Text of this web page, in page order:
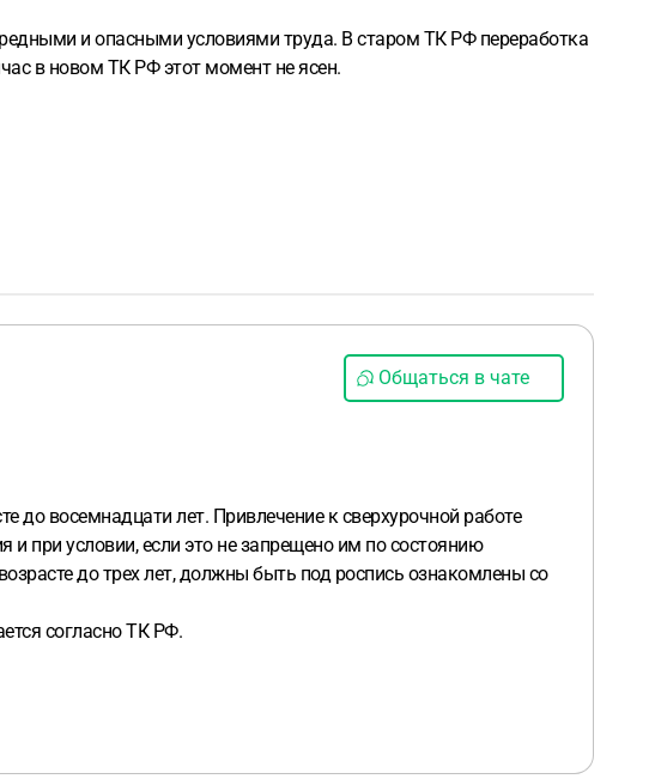
и опасными условиями труда. В старом ТК РФ переработка
в новом ТК РФ этот момент не ясен.
Общаться в чате
до восемнадцати лет. Привлечение к сверхурочной работе
и при условии, если это не запрещено им по состоянию
до трех лет, должны быть под роспись ознакомлены со
согласно ТК РФ.